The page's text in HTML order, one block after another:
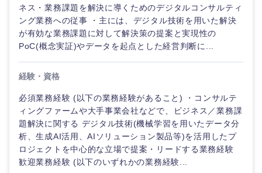
ネス・業務課題を解決に導くためのデジタルコンサルティ
ング業務への従事 ・主には、デジタル技術を用いた解決
が有効な業務課題に対して解決策の提案と実現性の
PoC(概念実証)やデータを起点とした経営判断に...
経験・資格
必須業務経験 (以下の業務経験があること) ・コンサルテ
ィングファームや大手事業会社などで、ビジネス／業務課
題解決に関する デジタル技術(機械学習を用いたデータ分
析、生成AI活用、AIソリューション製品等)を活用したプ
ロジェクトを中心的な立場で提案・リードする業務経験
歓迎業務経験 (以下のいずれかの業務経験...